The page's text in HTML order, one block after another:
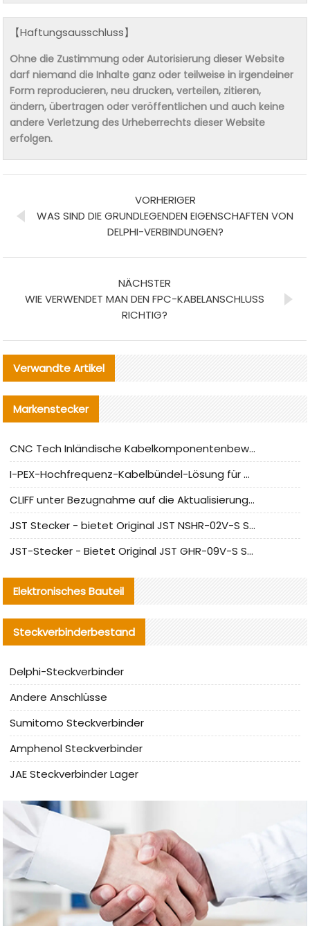
【Haftungsausschluss】
Ohne die Zustimmung oder Autorisierung dieser Website
darf niemand die Inhalte ganz oder teilweise in irgendeiner
Form reproducieren, neu drucken, verteilen, zitieren,
ändern, übertragen oder veröffentlichen und auch keine
andere Verletzung des Urheberrechts dieser Website
erfolgen.
VORHERIGER
WAS SIND DIE GRUNDLEGENDEN EIGENSCHAFTEN VON
DELPHI-VERBINDUNGEN?
NÄCHSTER
WIE VERWENDET MAN DEN FPC-KABELANSCHLUSS
RICHTIG?
Verwandte Artikel
Markenstecker
CNC Tech Inländische Kabelkomponentenbewertung und Massenproduktionsanpassungsanleitung
I-PEX-Hochfrequenz-Kabelbündel-Lösung für die heimische Produktion analysiert
CLIFF unter Bezugnahme auf die Aktualisierung der chinesischen Stecker-Testnormen
JST Stecker - bietet Original JST NSHR-02V-S Stecker und Ersatzteile an
JST-Stecker - Bietet Original JST GHR-09V-S Stecker und Ersatzteile an
Elektronisches Bauteil
Steckverbinderbestand
Delphi-Steckverbinder
Andere Anschlüsse
Sumitomo Steckverbinder
Amphenol Steckverbinder
JAE Steckverbinder Lager